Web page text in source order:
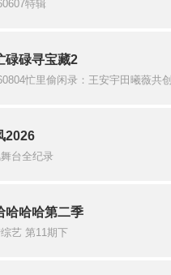
特辑
碌碌寻宝藏2
忙里偷闲录：王安宇田曦薇共创
2026
台全纪录
哈哈哈第二季
艺 第11期下